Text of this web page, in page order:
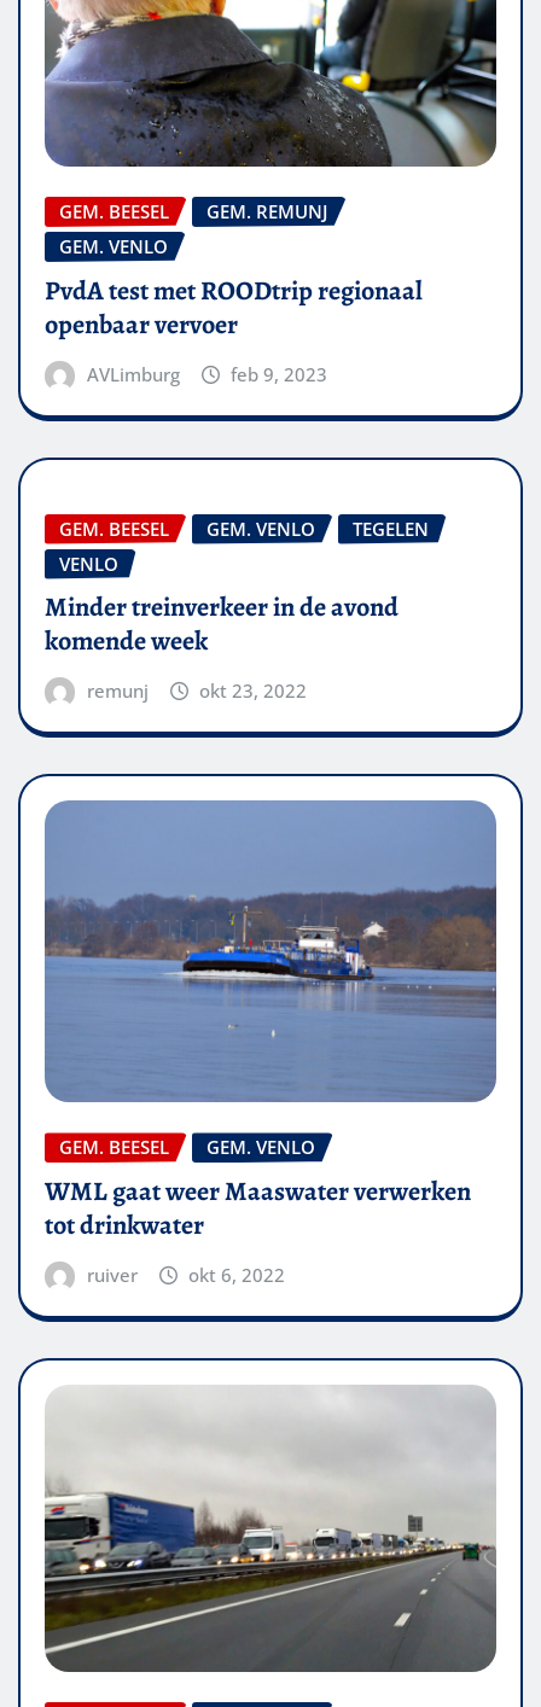
GEM. BEESEL
GEM. REMUNJ
GEM. VENLO
PvdA test met ROODtrip regionaal
openbaar vervoer
AVLimburg feb 9, 2023
GEM. BEESEL GEM. VENLO
TEGELEN
VENLO
Minder treinverkeer in de avond
komende week
remunj okt 23, 2022
GEM. BEESEL GEM. VENLO
WML gaat weer Maaswater verwerken
tot drinkwater
ruiver okt 6, 2022